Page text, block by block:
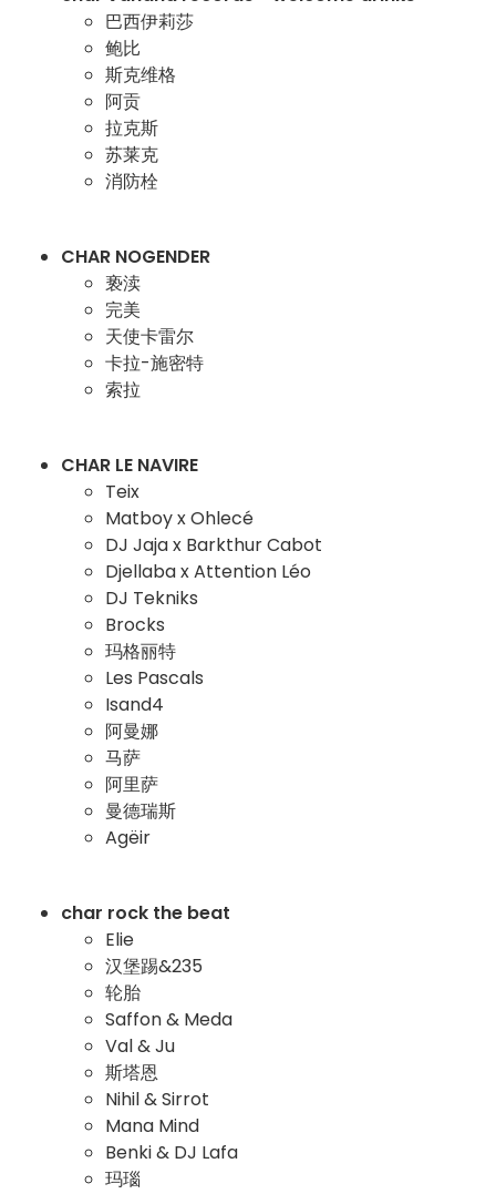
巴西伊莉莎
鲍比
斯克维格
阿贡
拉克斯
苏莱克
消防栓
CHAR NOGENDER
亵渎
完美
天使卡雷尔
卡拉-施密特
索拉
CHAR LE NAVIRE
Teix
Matboy x Ohlecé
DJ Jaja x Barkthur Cabot
Djellaba x Attention Léo
DJ Tekniks
Brocks
玛格丽特
Les Pascals
Isand4
阿曼娜
马萨
阿里萨
曼德瑞斯
Agëir
char rock the beat
Elie
汉堡踢&235
轮胎
Saffon & Meda
Val & Ju
斯塔恩
Nihil & Sirrot
Mana Mind
Benki & DJ Lafa
玛瑙